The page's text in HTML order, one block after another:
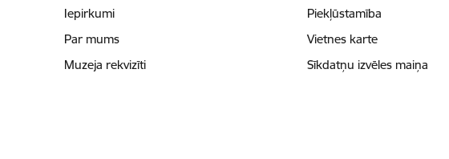
Iepirkumi
Par mums
Muzeja rekvizīti
Piekļūstamība
Vietnes karte
Sīkdatņu izvēles maiņa